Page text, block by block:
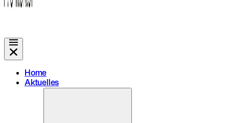
Home
Aktuelles